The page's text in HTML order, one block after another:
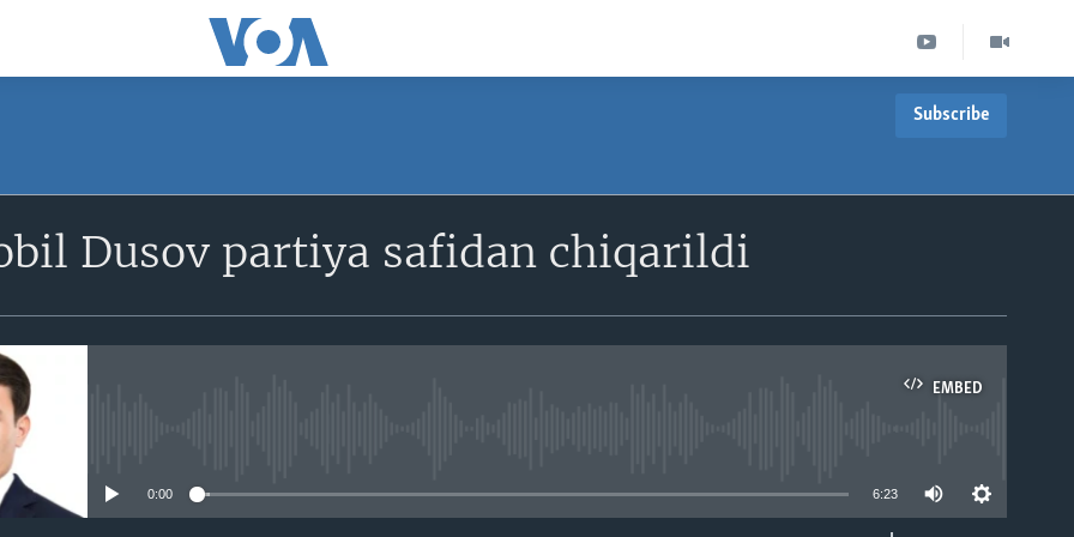
Subscribe
Obuna bo'ling
Dusov partiya safidan chiqarildi
EMBED
0:00 6:23